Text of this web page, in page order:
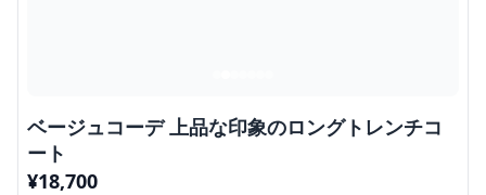
ベージュコーデ 上品な印象のロングトレンチコ
ート
¥18,700